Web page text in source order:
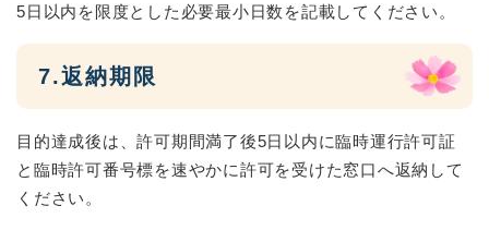
5日以内を限度とした必要最小日数を記載してください。
7.返納期限
目的達成後は、許可期間満了後5日以内に臨時運行許可証
と臨時許可番号標を速やかに許可を受けた窓口へ返納して
ください。